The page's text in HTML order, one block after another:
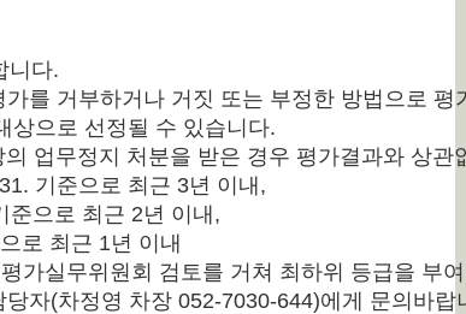
니다.
를 거부하거나 거짓 또는 부정한 방법으로 평
상으로 선정될 수 있습니다.
업무정지 처분을 받은 경우 평가결과와 상관
기준으로 최근 3년 이내,
으로 최근 2년 이내,
최근 1년 이내
가실무위원회 검토를 거쳐 최하위 등급을 부
자(차정영 차장 052-7030-644)에게 문의바랍